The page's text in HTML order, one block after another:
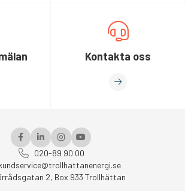
Kontakta oss
020-89 90 00
2, Box 933 Trollhättan